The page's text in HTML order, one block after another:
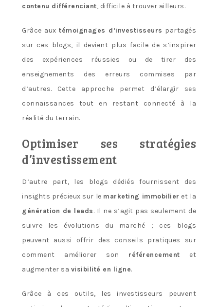
contenu différenciant, difficile à trouver ailleurs.
Grâce aux témoignages d’investisseurs partagés
sur ces blogs, il devient plus facile de s’inspirer
des expériences réussies ou de tirer des
enseignements des erreurs commises par
d’autres. Cette approche permet d’élargir ses
connaissances tout en restant connecté à la
réalité du terrain.
Optimiser ses stratégies
d’investissement
D’autre part, les blogs dédiés fournissent des
insights précieux sur le marketing immobilier et la
génération de leads. Il ne s’agit pas seulement de
suivre les évolutions du marché ; ces blogs
peuvent aussi offrir des conseils pratiques sur
comment améliorer son référencement et
augmenter sa visibilité en ligne.
Grâce à ces outils, les investisseurs peuvent